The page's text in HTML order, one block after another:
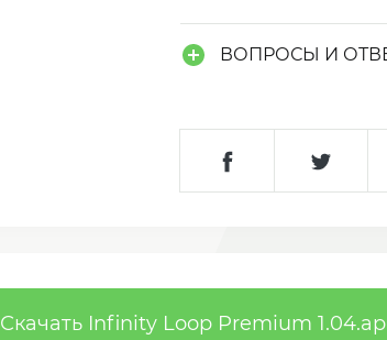
ВОПРОСЫ И
Скачать Infinity Loop Premium